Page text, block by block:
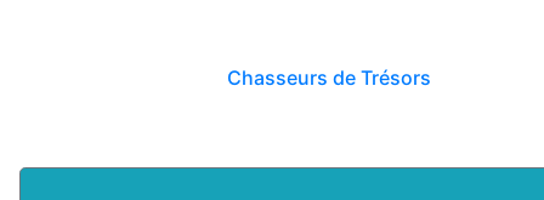
Chasseurs de Trésors